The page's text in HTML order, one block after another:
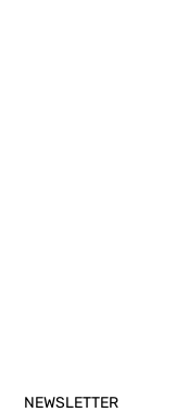
NEWSLETTER